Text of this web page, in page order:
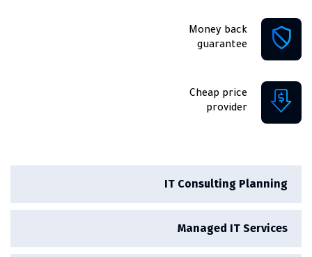
IT Consulting Planning
Managed IT Services
Money back
guarantee
Cheap price
provider